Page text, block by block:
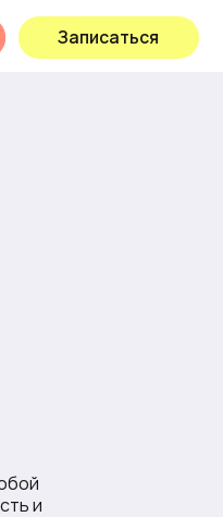
и